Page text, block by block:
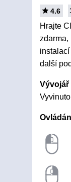
4.6
Hrajte
zdarma,
další
Vývojář